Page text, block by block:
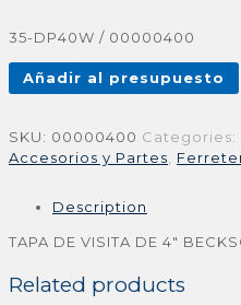
35-DP40W / 00000400
Añadir al presupuesto
SKU: 00000400 Categories:
Accesorios y Partes,
Description
TAPA DE VISITA DE 4″
Related products